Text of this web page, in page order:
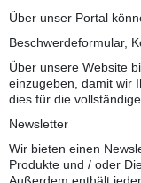
Über unser Portal
Beschwerdeformular,
Über unsere Website
einzugeben, damit wir
dies für die
Newsletter
Wir bieten einen
Produkte und / oder